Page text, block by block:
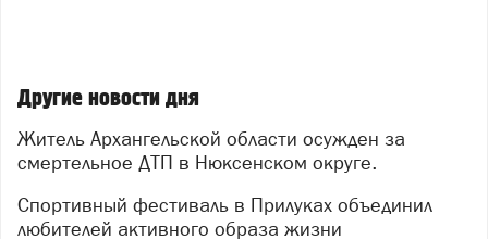
Другие новости дня
Житель Архангельской области осужден за
смертельное ДТП в Нюксенском округе.
Спортивный фестиваль в Прилуках объединил
любителей активного образа жизни